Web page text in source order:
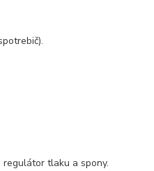
tlaku a spony.